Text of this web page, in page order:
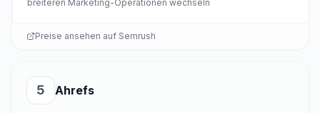
breiteren Marketing-Operationen wechseln
Preise ansehen auf Semrush
5 Ahrefs